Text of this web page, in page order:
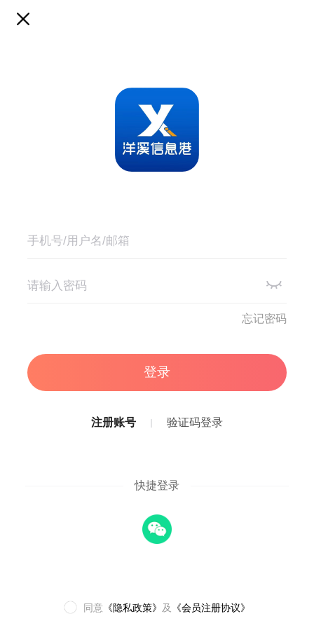
忘记密码
登录
注册账号 验证码登录
快捷登录
同意 《隐私政策》 及 《会员注册协议》